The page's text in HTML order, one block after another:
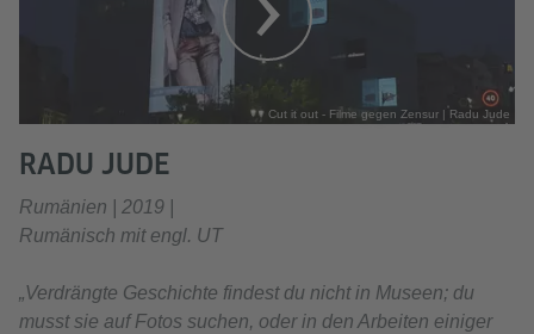
Cut it out - Filme gegen Zensur | Radu Jude
RADU JUDE
Rumänien | 2019 |
Rumänisch mit engl. UT
„Verdrängte Geschichte findest du nicht in Museen; du
musst sie auf Fotos suchen, oder in den Arbeiten einiger